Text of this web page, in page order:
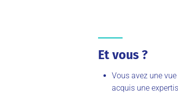
Et vous ?
Vous avez une
acquis une